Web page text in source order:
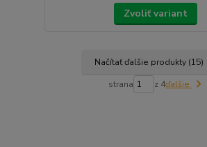
Zvoliť variant
Načítať ďalšie produkty (15)
strana z 4ďalšie